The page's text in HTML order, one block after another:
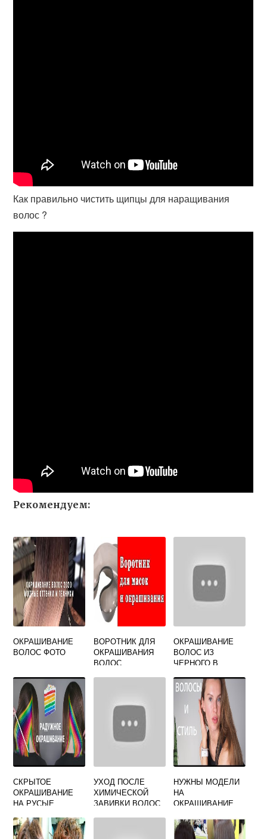
Как правильно чистить щипцы для наращивания
волос ?
Рекомендуем:
ОКРАШИВАНИЕ
ВОЛОС ФОТО
ВОРОТНИК ДЛЯ
ОКРАШИВАНИЯ
ВОЛОС
ОКРАШИВАНИЕ
ВОЛОС ИЗ
ЧЕРНОГО В
СКРЫТОЕ
ОКРАШИВАНИЕ
НА РУСЫЕ
СРЕДНЕЙ
УХОД ПОСЛЕ
ХИМИЧЕСКОЙ
ЗАВИВКИ ВОЛОС
НУЖНЫ МОДЕЛИ
НА
ОКРАШИВАНИЕ